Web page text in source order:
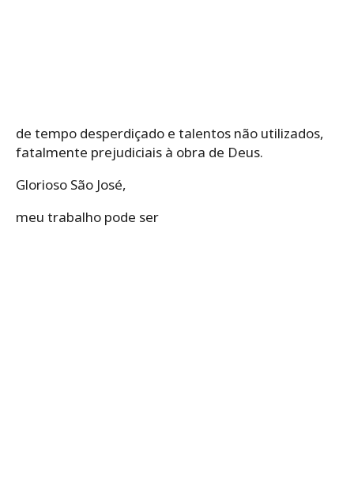
de tempo desperdiçado e talentos não utilizados,
fatalmente prejudiciais à obra de Deus.
Glorioso São José,
meu trabalho pode ser